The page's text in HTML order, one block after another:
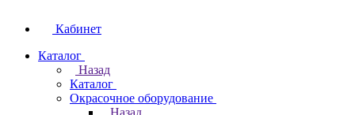
Кабинет
Каталог
Назад
Каталог
Окрасочное оборудование
Назад